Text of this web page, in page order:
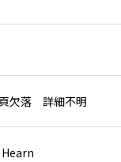
欠落 詳細不明